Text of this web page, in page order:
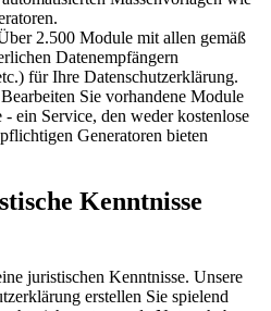
2.500 Module mit allen gemäß
Datenempfängern
für Ihre Datenschutzerklärung.
Bearbeiten Sie vorhandene Module
- ein Service, den weder kostenlose
Generatoren bieten
Kenntnisse
juristischen Kenntnisse. Unsere
erstellen Sie spielend